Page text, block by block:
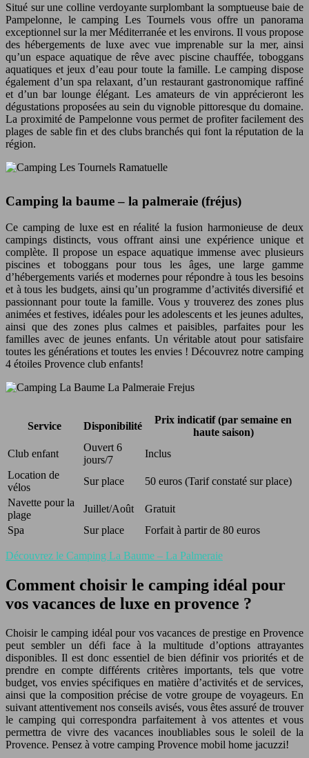
Situé sur une colline verdoyante surplombant la somptueuse baie de
Pampelonne, le camping Les Tournels vous offre un panorama
exceptionnel sur la mer Méditerranée et les environs. Il vous propose
des hébergements de luxe avec vue imprenable sur la mer, ainsi
qu’un espace aquatique de rêve avec piscine chauffée, toboggans
aquatiques et jeux d’eau pour toute la famille. Le camping dispose
également d’un spa relaxant, d’un restaurant gastronomique raffiné
et d’un bar lounge élégant. Les amateurs de vin apprécieront les
dégustations proposées au sein du vignoble pittoresque du domaine.
La proximité de Pampelonne vous permet de profiter facilement des
plages de sable fin et des clubs branchés qui font la réputation de la
région.
Camping la baume – la palmeraie (fréjus)
Ce camping de luxe est en réalité la fusion harmonieuse de deux
campings distincts, vous offrant ainsi une expérience unique et
complète. Il propose un espace aquatique immense avec plusieurs
piscines et toboggans pour tous les âges, une large gamme
d’hébergements variés et modernes pour répondre à tous les besoins
et à tous les budgets, ainsi qu’un programme d’activités diversifié et
passionnant pour toute la famille. Vous y trouverez des zones plus
animées et festives, idéales pour les adolescents et les jeunes adultes,
ainsi que des zones plus calmes et paisibles, parfaites pour les
familles avec de jeunes enfants. Un véritable atout pour satisfaire
toutes les générations et toutes les envies ! Découvrez notre camping
4 étoiles Provence club enfants!
Service Disponibilité
Prix indicatif (par semaine en
haute saison)
Club enfant
Ouvert 6
jours/7
Inclus
Location de
vélos
Sur place
50 euros (Tarif constaté sur place)
Navette pour la
plage
Juillet/Août
Gratuit
Spa
Sur place Forfait à partir de 80 euros
Découvrez le Camping La Baume – La Palmeraie
Comment choisir le camping idéal pour
vos vacances de luxe en provence ?
Choisir le camping idéal pour vos vacances de prestige en Provence
peut sembler un défi face à la multitude d’options attrayantes
disponibles. Il est donc essentiel de bien définir vos priorités et de
prendre en compte différents critères importants, tels que votre
budget, vos envies spécifiques en matière d’activités et de services,
ainsi que la composition précise de votre groupe de voyageurs. En
suivant attentivement nos conseils avisés, vous êtes assuré de trouver
le camping qui correspondra parfaitement à vos attentes et vous
permettra de vivre des vacances inoubliables sous le soleil de la
Provence. Pensez à votre camping Provence mobil home jacuzzi!